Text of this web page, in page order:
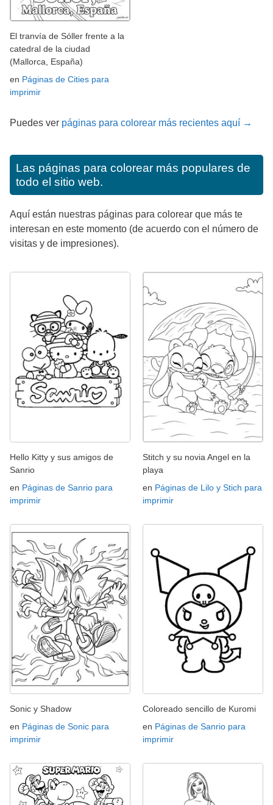
El tranvía de Sóller frente a la
catedral de la ciudad
(Mallorca, España)
en Páginas de Cities para
imprimir
Puedes ver páginas para colorear más recientes aquí →
Las páginas para colorear más populares de
todo el sitio web.
Aquí están nuestras páginas para colorear que más te
interesan en este momento (de acuerdo con el número de
visitas y de impresiones).
Hello Kitty y sus amigos de
Sanrio
en Páginas de Sanrio para
imprimir
Stitch y su novia Angel en la
playa
en Páginas de Lilo y Stich para
imprimir
Sonic y Shadow
en Páginas de Sonic para
imprimir
Coloreado sencillo de Kuromi
en Páginas de Sanrio para
imprimir